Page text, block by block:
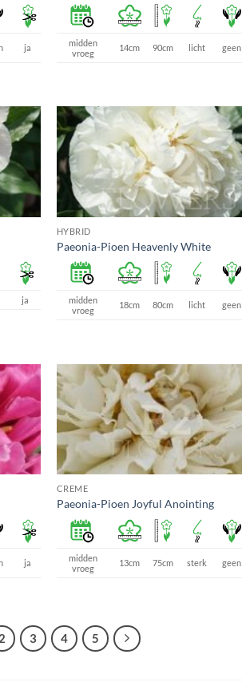
ja
midden
vroeg
14cm 90cm licht geen
ja
HYBRID
Paeonia-Pioen Heavenly White
midden
vroeg
18cm 80cm licht geen
ja
CREME
Paeonia-Pioen Joyful Anointing
midden
vroeg
13cm 75cm sterk geen
2 3 4 5